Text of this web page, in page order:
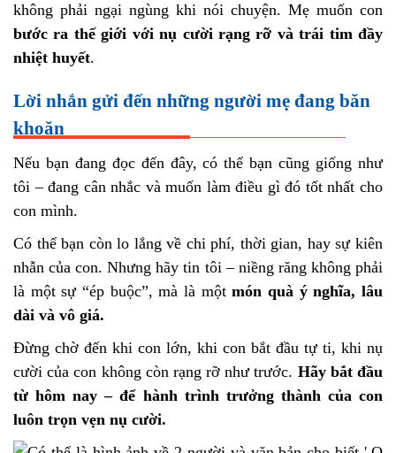
không phải ngại ngùng khi nói chuyện. Mẹ muốn con
bước ra thế giới với nụ cười rạng rỡ và trái tim đầy
nhiệt huyết.
Lời nhắn gửi đến những người mẹ đang băn
khoăn
Nếu bạn đang đọc đến đây, có thể bạn cũng giống như
tôi – đang cân nhắc và muốn làm điều gì đó tốt nhất cho
con mình.
Có thể bạn còn lo lắng về chi phí, thời gian, hay sự kiên
nhẫn của con. Nhưng hãy tin tôi – niềng răng không phải
là một sự “ép buộc”, mà là mộtmón quà ý nghĩa, lâu
dài và vô giá.
Đừng chờ đến khi con lớn, khi con bắt đầu tự ti, khi nụ
cười của con không còn rạng rỡ như trước. Hãy bắt đầu
từ hôm nay – để hành trình trưởng thành của con
luôn trọn vẹn nụ cười.